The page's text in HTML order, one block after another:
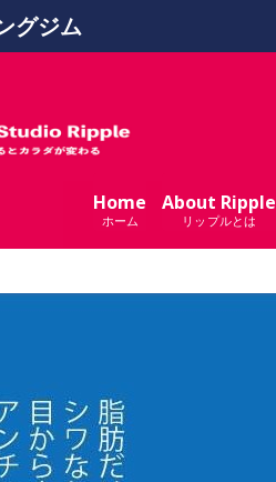
グジム
Home
ホーム
About Ripple
リップルとは